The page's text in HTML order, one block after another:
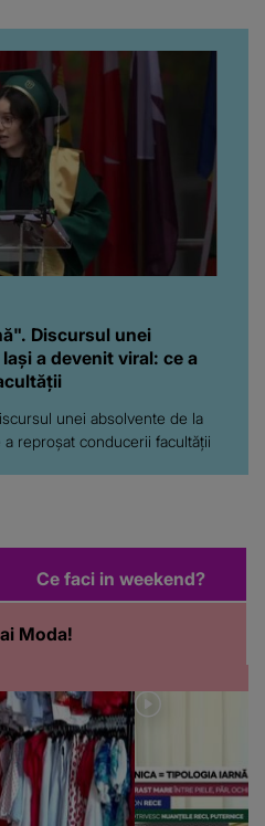
artistă i-a lăsat MASCĂ
pe toți. De data aceasta,
chiar a rupt tăcerea:
”Poate că aveam să ne
spunem, să ne...”
Discursul unei
a devenit viral: ce a
unei absolvente de la
reproșat conducerii facultății
Moda!
Ce faci in weekend?